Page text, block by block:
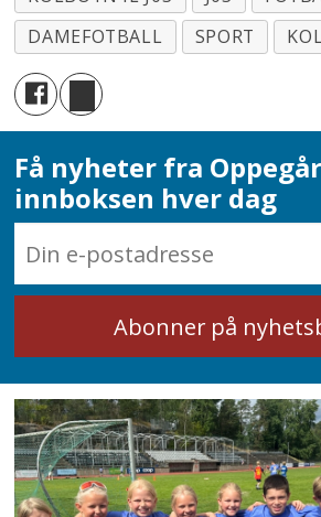
DAMEFOTBALL
SPORT
Få nyheter fra
innboksen hver dag